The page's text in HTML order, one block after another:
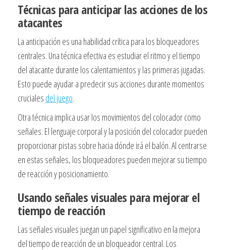
Técnicas para anticipar las acciones de los
atacantes
La anticipación es una habilidad crítica para los bloqueadores
centrales. Una técnica efectiva es estudiar el ritmo y el tiempo
del atacante durante los calentamientos y las primeras jugadas.
Esto puede ayudar a predecir sus acciones durante momentos
cruciales del juego.
Otra técnica implica usar los movimientos del colocador como
señales. El lenguaje corporal y la posición del colocador pueden
proporcionar pistas sobre hacia dónde irá el balón. Al centrarse
en estas señales, los bloqueadores pueden mejorar su tiempo
de reacción y posicionamiento.
Usando señales visuales para mejorar el
tiempo de reacción
Las señales visuales juegan un papel significativo en la mejora
del tiempo de reacción de un bloqueador central. Los